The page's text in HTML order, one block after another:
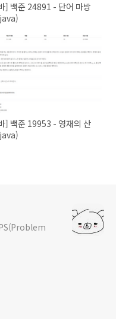
] 백준 24891 - 단어 마방
] 백준 19953 - 영재의 산